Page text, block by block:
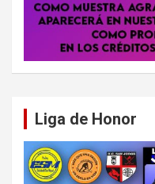
Liga de Honor